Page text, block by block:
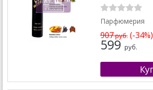
Парфюмерия
907руб.(-34%)
599 руб.